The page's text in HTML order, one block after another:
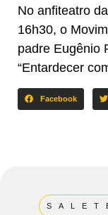
No anfiteatro
16h30, o
padre Eugênio
“Entardecer
Facebook